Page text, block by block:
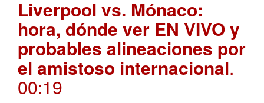
Liverpool vs. Mónaco:
hora, dónde ver EN VIVO y
probables alineaciones por
el amistoso internacional.
00:19